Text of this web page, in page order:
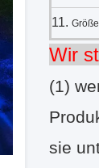
11. Größe
Wir
(1)
sie